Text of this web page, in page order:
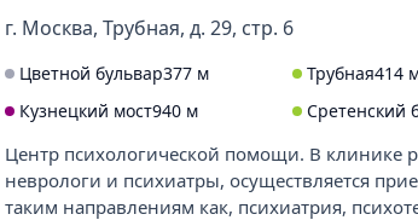
г. Москва, Трубная, д. 29, стр. 6
Цветной бульвар377 м Трубная414
Кузнецкий мост940 м Сретенский
Центр психологической помощи. В клинике
неврологи и психиатры, осуществляется
таким направлениям как, психиатрия,